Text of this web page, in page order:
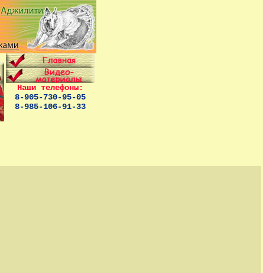
Наши телефоны:
8-905-730-95-05
8-985-106-91-33